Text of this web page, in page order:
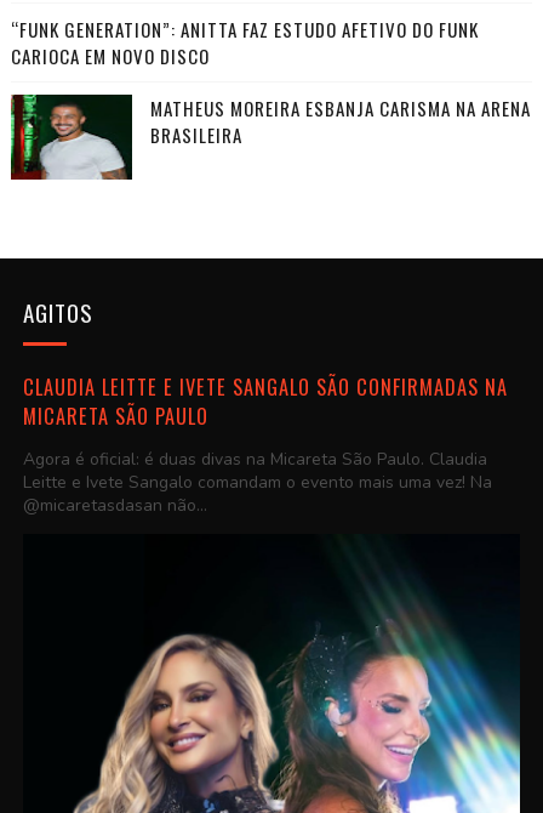
“FUNK GENERATION”: ANITTA FAZ ESTUDO AFETIVO DO FUNK
CARIOCA EM NOVO DISCO
MATHEUS MOREIRA ESBANJA CARISMA NA ARENA
BRASILEIRA
AGITOS
CLAUDIA LEITTE E IVETE SANGALO SÃO CONFIRMADAS NA
MICARETA SÃO PAULO
Agora é oficial: é duas divas na Micareta São Paulo. Claudia
Leitte e Ivete Sangalo comandam o evento mais uma vez! Na
@micaretasdasan não...